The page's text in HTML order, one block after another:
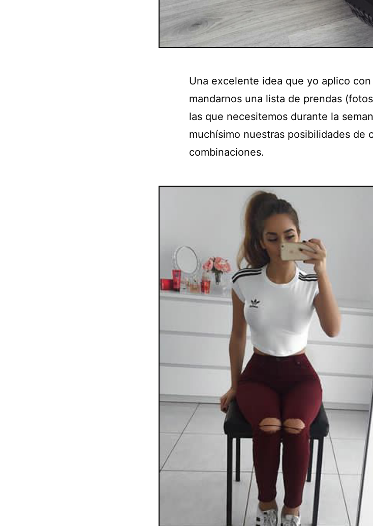
Una excelente idea que yo aplico
mandarnos una lista de prendas
las que necesitemos durante la
muchísimo nuestras posibilidades de
combinaciones.